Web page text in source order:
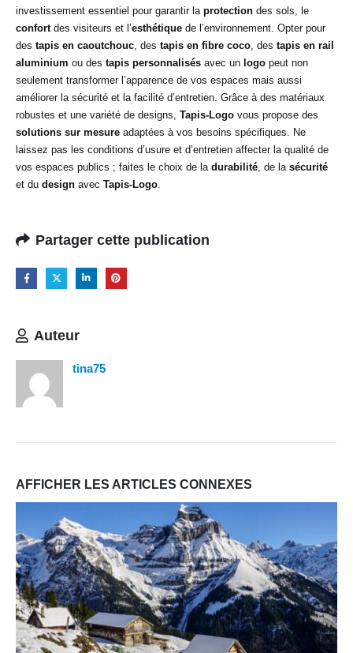
investissement essentiel pour garantir la protection des sols, le
confort des visiteurs et l’esthétique de l’environnement. Opter pour
des tapis en caoutchouc , des tapis en fibre coco , des tapis en rail
aluminium ou des tapis personnalisés avec un logo peut non
seulement transformer l’apparence de vos espaces mais aussi
améliorer la sécurité et la facilité d’entretien. Grâce à des matériaux
robustes et une variété de designs, Tapis-Logo vous propose des
solutions sur mesure adaptées à vos besoins spécifiques. Ne
laissez pas les conditions d’usure et d’entretien affecter la qualité de
vos espaces publics ; faites le choix de la durabilité , de la sécurité
et du design avec Tapis-Logo
Partager cette publication
Auteur
tina75
AFFICHER LES ARTICLES CONNEXES